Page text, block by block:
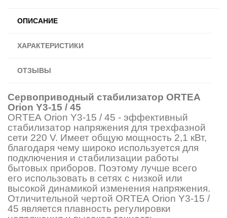
ОПИСАНИЕ
ХАРАКТЕРИСТИКИ
ОТЗЫВЫ
Сервоприводный стабилизатор ORTEA
Orion Y3-15 / 45
ORTEA Orion Y3-15 / 45 - эффективный
стабилизатор напряжения для трехфазной
сети 220 V. Имеет общую мощность 2,1 кВт,
благодаря чему широко используется для
подключения и стабилизации работы
бытовых приборов. Поэтому лучше всего
его использовать в сетях с низкой или
высокой динамикой изменения напряжения.
Отличительной чертой ORTEA Orion Y3-15 /
45 является плавность регулировки